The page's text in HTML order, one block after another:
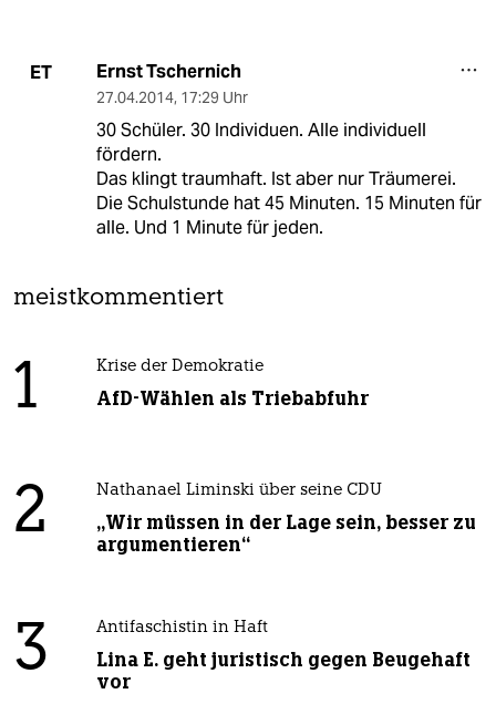
ET Ernst Tschernich
27.04.2014, 17:29 Uhr
30 Schüler. 30 Individuen. Alle individuell
fördern.
Das klingt traumhaft. Ist aber nur Träumerei.
Die Schulstunde hat 45 Minuten. 15 Minuten für
alle. Und 1 Minute für jeden.
meistkommentiert
1 Krise der Demokratie
AfD-Wählen als Triebabfuhr
2 Nathanael Liminski über seine CDU
„Wir müssen in der Lage sein, besser zu
argumentieren“
3 Antifaschistin in Haft
Lina E. geht juristisch gegen Beugehaft
vor